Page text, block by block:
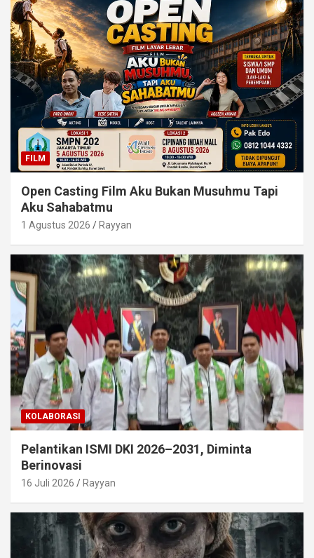
FILM
Open Casting Film Aku Bukan Musuhmu Tapi
Aku Sahabatmu
1 Agustus 2026 Rayyan
KOLABORASI
Pelantikan ISMI DKI 2026–2031, Diminta
Berinovasi
16 Juli 2026 Rayyan